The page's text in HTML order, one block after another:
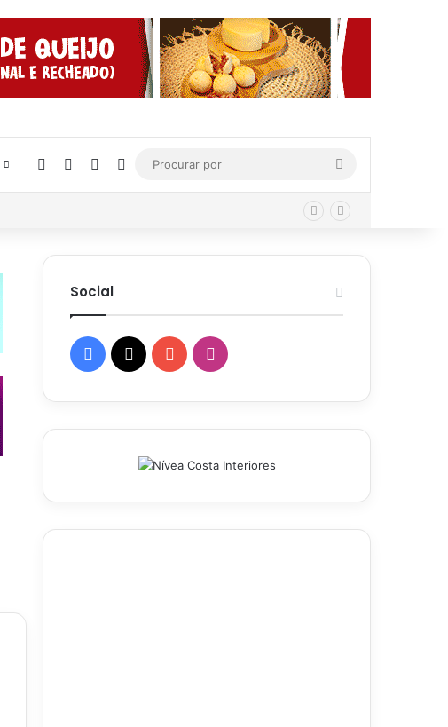
Facebook YouTubeInstagram
Procurar
por
Social
Facebook
X YouTubeInstagram